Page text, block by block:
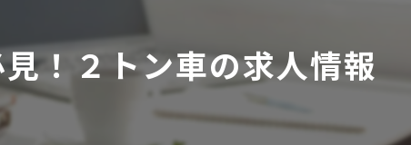
高収入
！２トン車の求人情報